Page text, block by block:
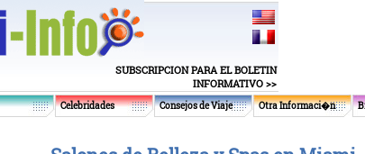
SUBSCRIPCION PARA EL BOLETIN
INFORMATIVO >>
Celebridades Consejos de Viaje Otra Informaci�n